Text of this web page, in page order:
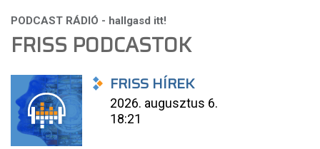
FRISS PODCASTOK
FRISS HÍREK
2026. augusztus 6.
18:21